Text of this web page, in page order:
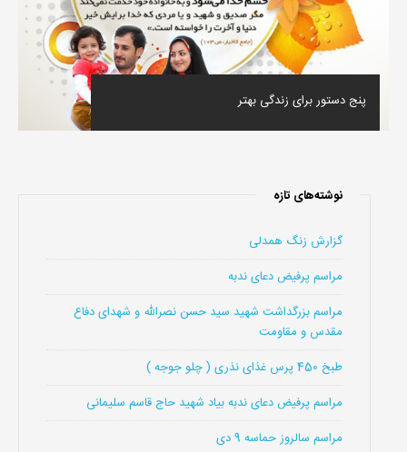
پنج دستور براى زندگى بهتر
نوشته‌های تازه
گزارش زنگ همدلی
مراسم پرفیض دعای ندبه
مراسم بزرگداشت شهید سید حسن نصرالله و شهدای دفاع
مقدس و مقاومت
طبخ 450 پرس غذای نذری ( چلو جوجه )
مراسم پرفیض دعای ندبه بیاد شهید حاج قاسم سلیمانی
مراسم سالروز حماسه 9 دی